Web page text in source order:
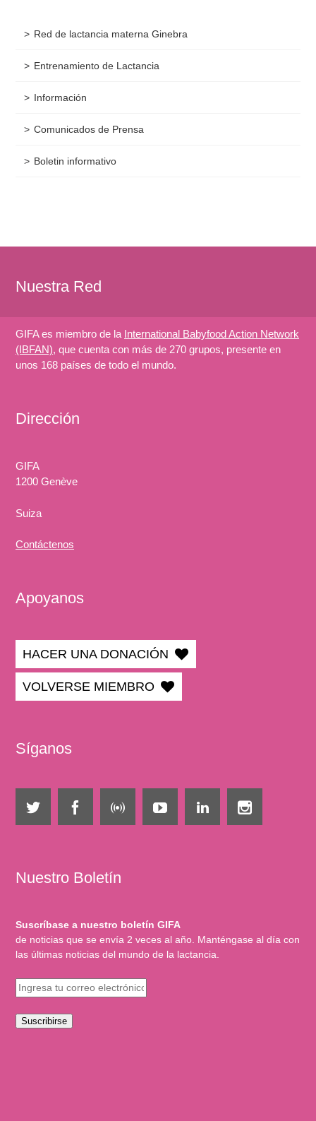
Red de lactancia materna Ginebra
Entrenamiento de Lactancia
Información
Comunicados de Prensa
Boletin informativo
Nuestra Red
GIFA es miembro de la International Babyfood Action Network
(IBFAN), que cuenta con más de 270 grupos, presente en
unos 168 países de todo el mundo.
Dirección
GIFA
1200 Genève
Suiza
Contáctenos
Apoyanos
HACER UNA DONACIÓN
VOLVERSE MIEMBRO
Síganos
Nuestro Boletín
Suscríbase a nuestro boletín GIFA
de noticias que se envía 2 veces al año. Manténgase al día con
las últimas noticias del mundo de la lactancia.
Suscribirse